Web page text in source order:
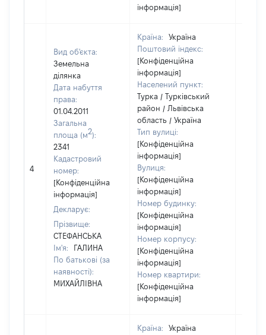
інформація]
4
Вид об'єкта:
Земельна
ділянка
Дата набуття
права:
01.04.2011
Загальна
площа (м2):
2341
Кадастровий
номер:
[Конфіденційна
інформація]
Декларує:
Прізвище:
СТЕФАНСЬКА
Ім'я:
ГАЛИНА
По батькові (за
наявності):
МИХАЙЛІВНА
Країна:
Україна
Поштовий індекс:
[Конфіденційна
інформація]
Населений пункт:
Турка / Турківський
район / Львівська
область / Україна
Тип вулиці:
[Конфіденційна
інформація]
Вулиця:
[Конфіденційна
інформація]
Номер будинку:
[Конфіденційна
інформація]
Номер корпусу:
[Конфіденційна
інформація]
Номер квартири:
[Конфіденційна
інформація]
Країна:
Україна